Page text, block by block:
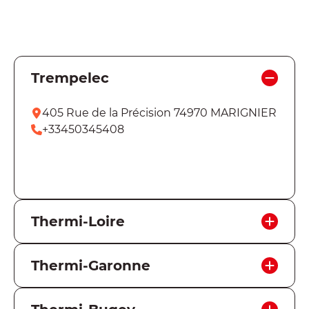
Trempelec
405 Rue de la Précision 74970 MARIGNIER
+33450345408
Thermi-Loire
143 Avenue Benoît Fourneyron 42160
ANDRéZIEUX-BOUTHéON
+33477555230
Thermi-Garonne
59 Route de Frouzins 31120 ROQUES